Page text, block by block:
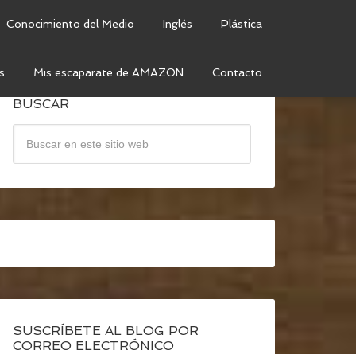
Conocimiento del Medio Inglés Plástica
Mis escaparate de AMAZON Contacto
BUSCAR
SUSCRÍBETE AL BLOG POR
CORREO ELECTRÓNICO